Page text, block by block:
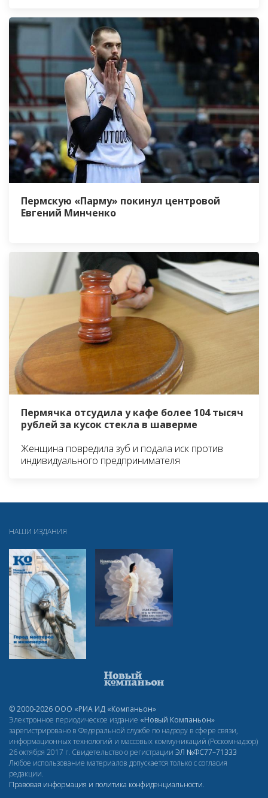
Пермскую «Парму» покинул центровой
Евгений Минченко
Пермячка отсудила у кафе более 104 тысяч
рублей за кусок стекла в шаверме
Женщина повредила зуб и подала иск против
индивидуального предпринимателя
НАШИ ИЗДАНИЯ
© 2000-2026 ООО «РИА ИД «Компаньон»
Электронное периодическое издание «Новый Компаньон»
зарегистрировано в Федеральной службе по надзору в сфере связи,
информационных технологий и массовых коммуникаций (Роскомнадзор)
26 октября 2017 г. Свидетельство о регистрации ЭЛ №ФС77–71333
Любое использование материалов допускается только с согласия
редакции.
Правовая информация и политика конфиденциальности.